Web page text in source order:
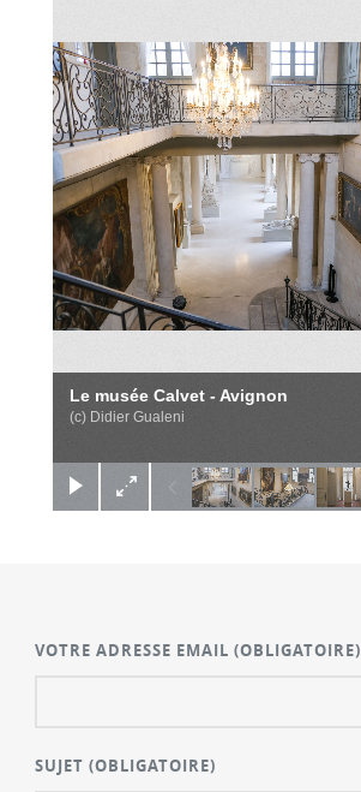
Le musée Calvet - Avignon
(c) Didier Gualeni
VOTRE ADRESSE EMAIL(OBLIGATOIRE)
SUJET(OBLIGATOIRE)